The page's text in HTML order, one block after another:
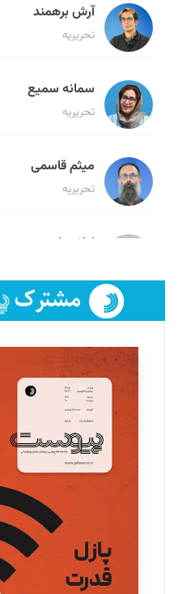
آرش برهمند
تحریریه
سمانه سمیع
تحریریه
میثم قاسمی
تحریریه
لیلا حنارود
فائزه فتحی رستمی
تحریریه
سروش کرمیان
تحریریه
مینا پاکدل
یسنا امان‌پور
تحریریه